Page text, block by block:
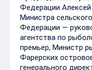
Федерации
Министра
Федерации —
агентства по
премьер, Министр
Фарерских
генерального